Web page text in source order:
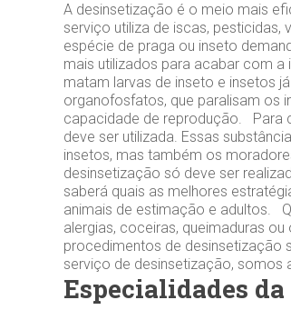
A desinsetização é o meio mais
serviço utiliza de iscas,
espécie de praga ou inseto
mais utilizados para acabar com a
matam larvas de inseto e insetos
organofosfatos, que paralisam os
capacidade de reprodução. Para
deve ser utilizada. Essas
insetos, mas também os
desinsetização só deve ser
saberá quais as melhores
animais de estimação e adultos.
alergias, coceiras, queimaduras
procedimentos de desinsetização
serviço de desinsetização, somos
Especialidades